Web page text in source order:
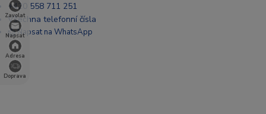
Zavolat
Napsat
Adresa
Doprava
+420 558 711 251
Všechna telefonní čísla
📩 Napsat na WhatsApp